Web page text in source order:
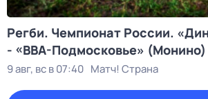
Регби. Чемпионат России.
- «ВВА-Подмосковье» (Монино)
9 авг, вс в 07:40 Матч! Страна